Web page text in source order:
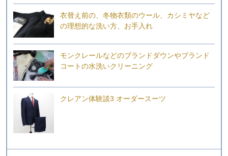
衣替え前の、冬物衣類のウール、カシミヤなど
の理想的な洗い方、お手入れ
モンクレールなどのブランドダウンやブランド
コートの水洗いクリーニング
クレアン体験談3 オーダースーツ